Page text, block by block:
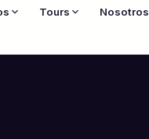
Tours Nosotros